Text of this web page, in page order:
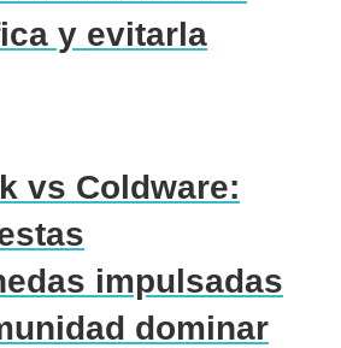
y evitarla
vs Coldware:
impulsadas
dominar